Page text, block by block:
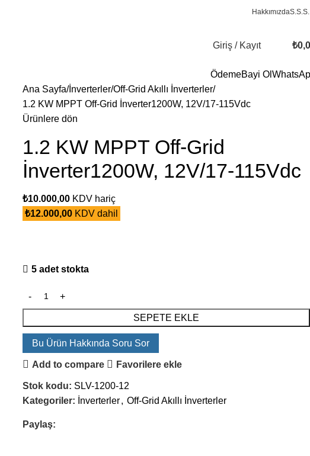
HakkımızdaS.S.S.
Giriş / Kayıt ₺
ÖdemeBayi Ol
Ana Sayfa İnverterler Off-Grid Akıllı İnverterler
1.2 KW MPPT Off-Grid İnverter1200W, 12V/17-115Vdc
Ürünlere dön
1.2 KW MPPT Off-Grid
İnverter1200W, 12V/17-115Vdc
₺10.000,00KDV hariç
₺12.000,00KDV dahil
5 adet stokta
SEPETE EKLE
Bu Ürün Hakkında Soru Sor
Add to compare Favorilere ekle
Stok kodu: SLV-1200-12
Kategoriler: İnverterler, Off-Grid Akıllı İnverterler
Paylaş: